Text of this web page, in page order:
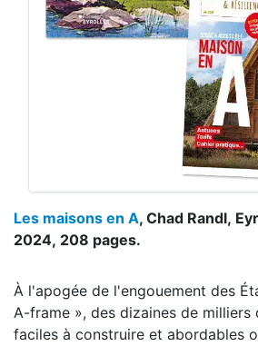
Les maisons en A, Chad Randl,
2024, 208 pages.
À l'apogée de l'engouement des
A-frame », des dizaines de milliers
faciles à construire et abordables